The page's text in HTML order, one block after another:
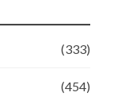
(333)
(454)